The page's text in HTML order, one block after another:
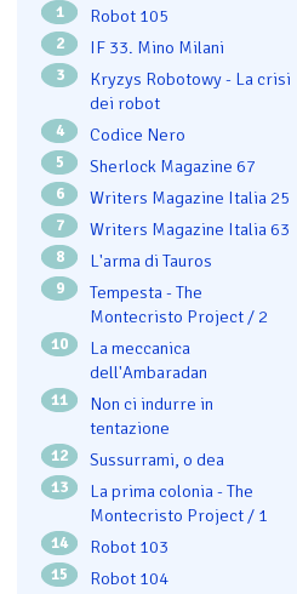
1 Robot 105
2 IF 33. Mino Milani
3
Kryzys Robotowy - La crisi
dei robot
4 Codice Nero
5 Sherlock Magazine 67
6 Writers Magazine Italia 25
7 Writers Magazine Italia 63
8 L'arma di Tauros
9
Tempesta - The
Montecristo Project / 2
10
La meccanica
dell'Ambaradan
11
Non ci indurre in
tentazione
12 Sussurrami, o dea
13
La prima colonia - The
Montecristo Project / 1
14 Robot 103
15 Robot 104